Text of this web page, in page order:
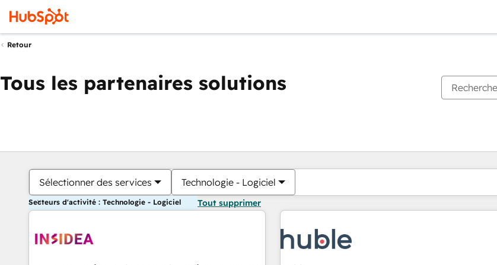
Retour
Tous les partenaires solutions
Sélectionner des services Technologie - Logiciel
Secteurs d'activité : Technologie - Logiciel Tout supprimer
Vous êtes actuellement surPage
PagePagePagePagePagePagePagePagePage